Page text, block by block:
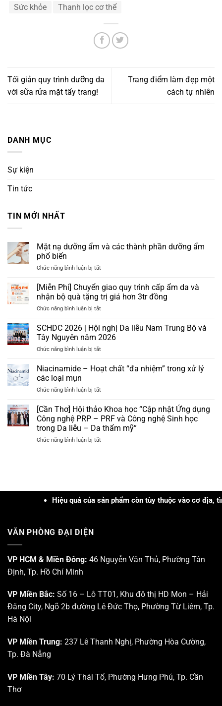
Sức khỏe Thanh lọc cơ thể
Tối giản quy trình dưỡng da
với sữa rửa mặt tẩy trang!
Trang điểm làm đẹp một
cách tự nhiên
DANH MỤC
Sự kiện
Tin tức
TIN MỚI NHẤT
Mặt nạ dưỡng ẩm và các thành phần dưỡng ẩm
phổ biến
Chức năng bình luận bị tắtở
nạ
dưỡng
ẩm
và
thành
phần
ẩm
biến
[Miễn Phí] Chuyển giao quy trình cấp ẩm da và
nhận bộ quà tặng trị giá hơn 3tr đồng
Chức năng bình luận bị tắtở
Phí]
Chuyển
giao
quy
cấp
và
bộ
quà
tặng
giá
SCHDC 2026 | Hội nghị Da liễu Nam Trung Bộ và
Tây Nguyên năm 2026
Chức năng bình luận bị tắtở
2026
|
nghị
liễu
Nam
Trung
Bộ
và
Niacinamide – Hoạt chất “đa nhiệm” trong xử lý
các loại mụn
Chức năng bình luận bị tắtở
–
Hoạt
chất
“đa
nhiệm”
mụn
[Cần Thơ] Hội thảo Khoa học “Cập nhật Ứng dụng
Công nghệ PRP – PRF và Công nghệ Sinh học
trong Da liễu – Da thẩm mỹ”
Chức năng bình luận bị tắtở
học
“Cập
–
PRF
nghệ
học
–
Hiệu quả của sản phẩm còn tùy thuộc vào cơ địa,
VĂN PHÒNG ĐẠI DIỆN
VP HCM & Miền Đông: 46 Nguyễn Văn Thủ, Phường Tân
Định, Tp. Hồ Chí Minh
VP Miền Bắc: Số 16 – Lô TT01, Khu đô thị HD Mon – Hải
Đăng City, Ngõ 2b đường Lê Đức Thọ, Phường Từ Liêm, Tp.
Hà Nội
VP Miền Trung: 237 Lê Thanh Nghị, Phường Hòa Cường,
Tp. Đà Nẵng
VP Miền Tây: 70 Lý Thái Tổ, Phường Hưng Phú, Tp. Cần
Thơ